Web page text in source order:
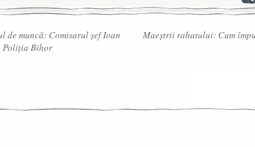
de muncă: Comisarul şef Ioan
Poliţia Bihor
Maeştrii rahatului: Cum